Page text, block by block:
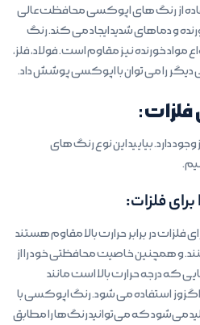
از رنگ های اپوکسی محافظت عالی
و دماهای شدید ایجاد می کند. رنگ
مواد خورنده نیز مقاوم است. فولاد، فلز،
دیگر را می توان با اپوکسی پوشش داد.
دارد. بیایید این نوع رنگ های
فلزات:
در برابر حرارت بالا مقاوم هستند
و همچنین خاصیت محافظتی خود را از
درجه حرارت بالا است مانند
استفاده می شود. رنگ اپوکسی با
می‌شود که می‌توانید رنگ‌ها را مطابق